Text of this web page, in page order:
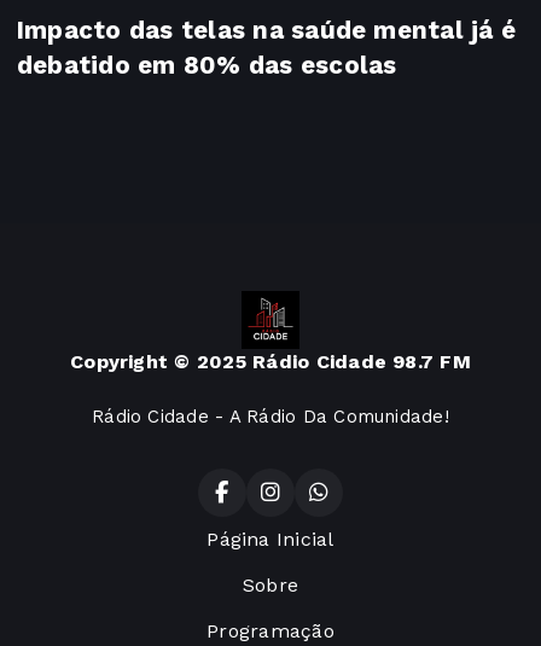
Impacto das telas na saúde mental já é
debatido em 80% das escolas
Copyright © 2025 Rádio Cidade 98.7 FM
Rádio Cidade - A Rádio Da Comunidade!
Página Inicial
Sobre
Programação